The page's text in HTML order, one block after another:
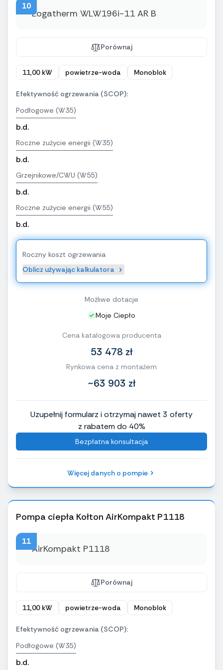
10
Porównaj
11,00 kW powietrze-woda Monoblok
Efektywność ogrzewania (SCOP):
Podłogowe (W35)
b.d.
Roczne zużycie energii (W35)
b.d.
Grzejnikowe/CWU (W55)
b.d.
Roczne zużycie energii (W55)
b.d.
Roczny koszt ogrzewania
Oblicz używając kalkulatora
Możliwe dotacje
Moje Ciepło
Cena katalogowa producenta
53 478 zł
Rynkowa cena z montażem
~63 903 zł
Uzupełnij formularz i otrzymaj nawet 3 oferty
z rabatem do 40%
Bezpłatna konsultacja
Więcej danych o pompie
Pompa ciepła Kołton AirKompakt P1118
11
Porównaj
11,00 kW powietrze-woda Monoblok
Efektywność ogrzewania (SCOP):
Podłogowe (W35)
b.d.